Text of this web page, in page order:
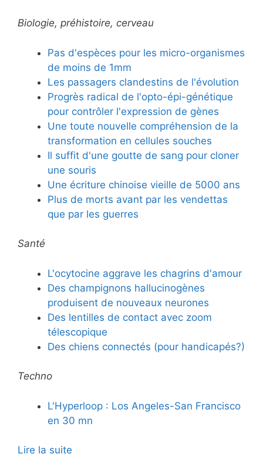
Biologie, préhistoire, cerveau
Pas d'espèces pour les micro-organismes
de moins de 1mm
Les passagers clandestins de l'évolution
Progrès radical de l'opto-épi-génétique
pour contrôler l'expression de gènes
Une toute nouvelle compréhension de la
transformation en cellules souches
Il suffit d'une goutte de sang pour cloner
une souris
Une écriture chinoise vieille de 5000 ans
Plus de morts avant par les vendettas
que par les guerres
Santé
L'ocytocine aggrave les chagrins d'amour
Des champignons hallucinogènes
produisent de nouveaux neurones
Des lentilles de contact avec zoom
télescopique
Des chiens connectés (pour handicapés?)
Techno
L'Hyperloop : Los Angeles-San Francisco
en 30 mn
Lire la suite